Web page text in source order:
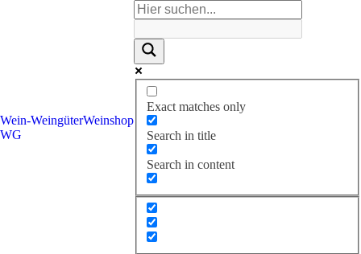
Wein-
WG
WeingüterWeinshop
Exact matches only
Search in title
Search in content